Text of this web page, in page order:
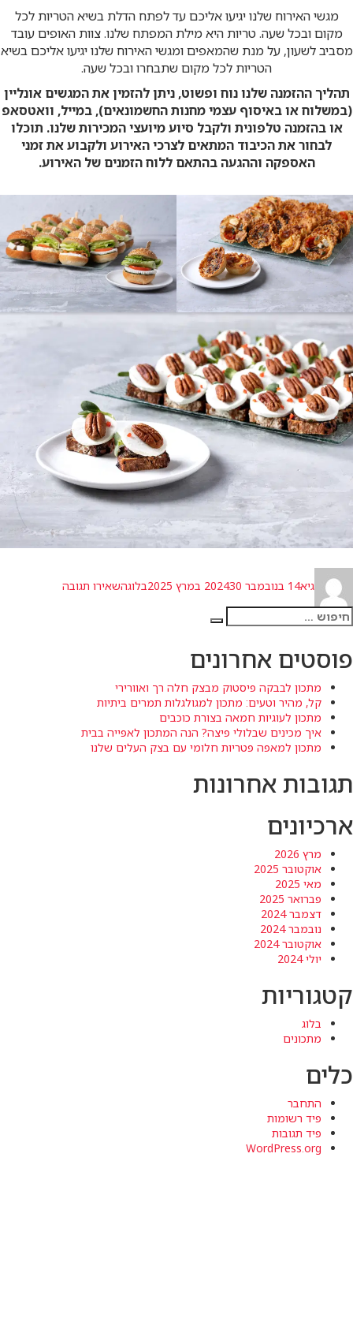
מגשי האירוח שלנו יגיעו אליכם עד לפתח הדלת בשיא הטריות לכל
מקום ובכל שעה. טריות היא מילת המפתח שלנו. צוות האופים עובד
מסביב לשעון, על מנת שהמאפים ומגשי האירוח שלנו יגיעו אליכם בשיא
הטריות לכל מקום שתבחרו ובכל שעה.
תהליך ההזמנה שלנו נוח ופשוט, ניתן להזמין את המגשים אונליין
(במשלוח או באיסוף עצמי מחנות החשמונאים), במייל, וואטסאפ
או בהזמנה טלפונית ולקבל סיוע מיועצי המכירות שלנו. תוכלו
לבחור את הכיבוד המתאים לצרכי האירוע ולקבוע את זמני
האספקה וההגעה בהתאם ללוח הזמנים של האירוע.
גיאבתאריך
14 בנובמבר 2024 30 במרץ 2025 בלוגהשאירו תגובהכיבוד
חפש:
חיפוש
פוסטים אחרונים
מתכון לבבקה פיסטוק מבצק חלה רך ואוורירי
קל, מהיר וטעים: מתכון למגולגלות תמרים ביתיות
מתכון לעוגיות חמאה בצורת כוכבים
איך מכינים שבלולי פיצה? הנה המתכון לאפייה בבית
מתכון למאפה פטריות חלומי עם בצק העלים שלנו
תגובות אחרונות
ארכיונים
מרץ 2026
אוקטובר 2025
מאי 2025
פברואר 2025
דצמבר 2024
נובמבר 2024
אוקטובר 2024
יולי 2024
קטגוריות
בלוג
מתכונים
כלים
התחבר
פיד רשומות
פיד תגובות
WordPress.org